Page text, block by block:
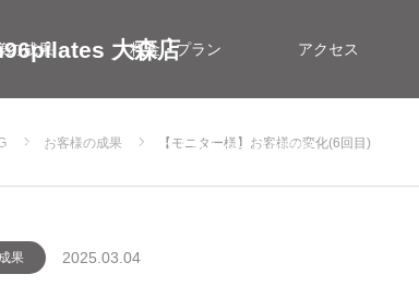
大森店
の成果 料金・プラン アクセス
合わせ インストラクター採用情報
お客様の成果 【モニター様】お客様の変化(6回目)
果 2025.03.04